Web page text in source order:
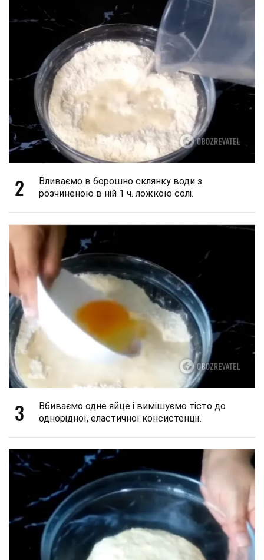
2
Вливаємо в борошно склянку води з
розчиненою в ній 1 ч. ложкою солі.
3
Вбиваємо одне яйце і вимішуємо тісто до
однорідної, еластичної консистенції.